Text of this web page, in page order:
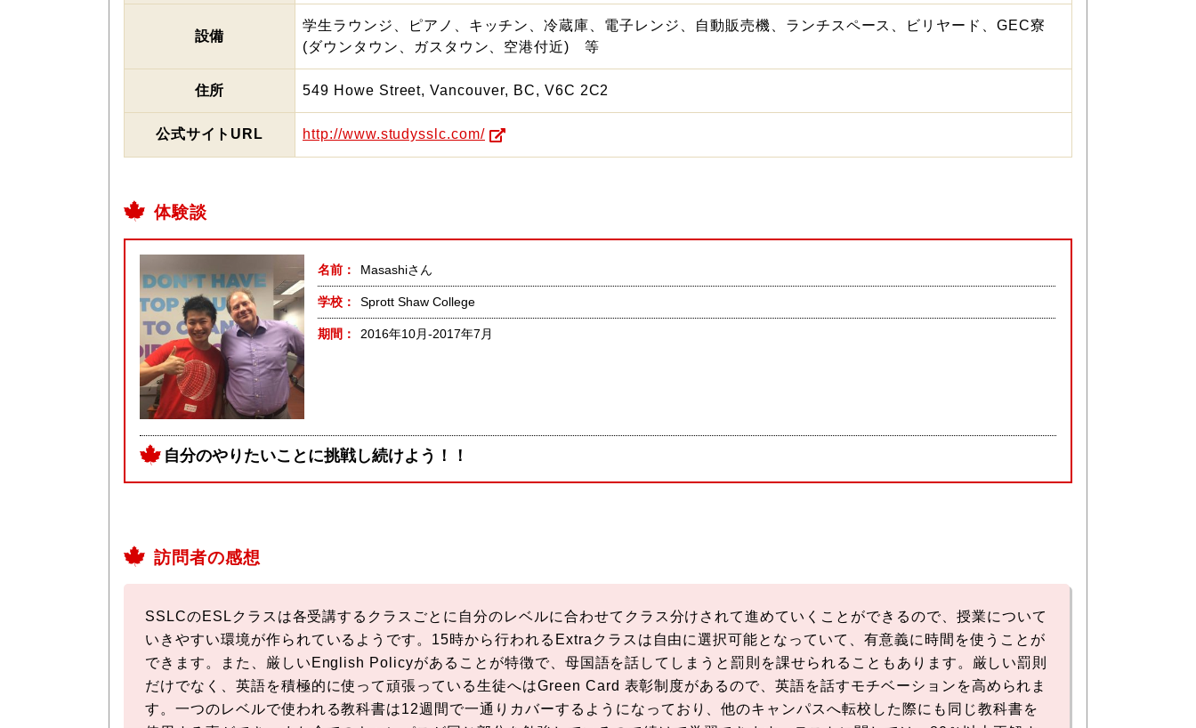
設備
学生ラウンジ、ピアノ、キッチン、冷蔵庫、電子レンジ、自動販売機、ランチスペース、ビリヤード、GEC寮
(ダウンタウン、ガスタウン、空港付近) 等
住所 549 Howe Street, Vancouver, BC, V6C 2C2
公式サイトURL http://www.studysslc.com/
体験談
名前 Masashiさん
学校 Sprott Shaw College
期間 2016年10月-2017年7月
自分のやりたいことに挑戦し続けよう！！
訪問者の感想
SSLCのESLクラスは各受講するクラスごとに自分のレベルに合わせてクラス分けされて進めていくことができるので、授業について
いきやすい環境が作られているようです。15時から行われるExtraクラスは自由に選択可能となっていて、有意義に時間を使うことが
できます。また、厳しいEnglish Policyがあることが特徴で、母国語を話してしまうと罰則を課せられることもあります。厳しい罰則
だけでなく、英語を積極的に使って頑張っている生徒へはGreen Card 表彰制度があるので、英語を話すモチベーションを高められま
す。一つのレベルで使われる教科書は12週間で一通りカバーするようになっており、他のキャンパスへ転校した際にも同じ教科書を